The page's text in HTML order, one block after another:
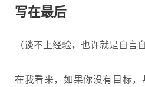
写在最后
（谈不上经验，也许就是自言
在我看来，如果你没有目标